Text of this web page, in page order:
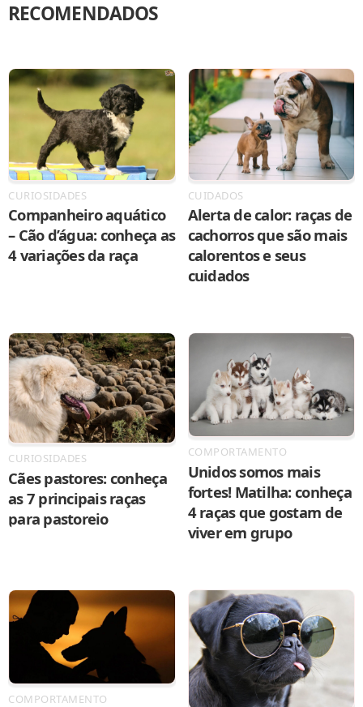
RECOMENDADOS
CURIOSIDADES
Companheiro aquático
– Cão d’água: conheça as
4 variações da raça
CUIDADOS
Alerta de calor: raças de
cachorros que são mais
calorentos e seus
cuidados
CURIOSIDADES
Cães pastores: conheça
as 7 principais raças
para pastoreio
COMPORTAMENTO
Unidos somos mais
fortes! Matilha: conheça
4 raças que gostam de
viver em grupo
COMPORTAMENTO